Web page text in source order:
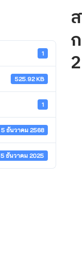
1
525.92 KB
1
5 ธันวาคม 2568
5 ธันวาคม 2025